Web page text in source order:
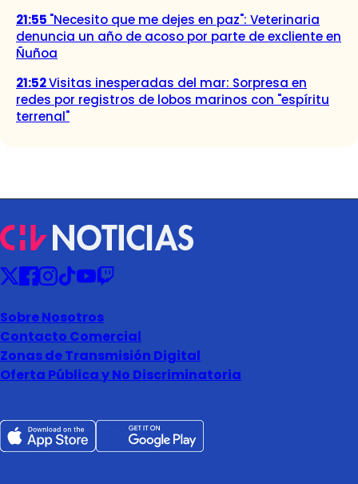
21:55 "Necesito que me dejes en paz": Veterinaria
denuncia un año de acoso por parte de excliente en
Ñuñoa
21:52Visitas inesperadas del mar: Sorpresa en
redes por registros de lobos marinos con "espíritu
terrenal"
Sobre Nosotros
Contacto Comercial
Zonas de Transmisión Digital
Oferta Pública y No Discriminatoria